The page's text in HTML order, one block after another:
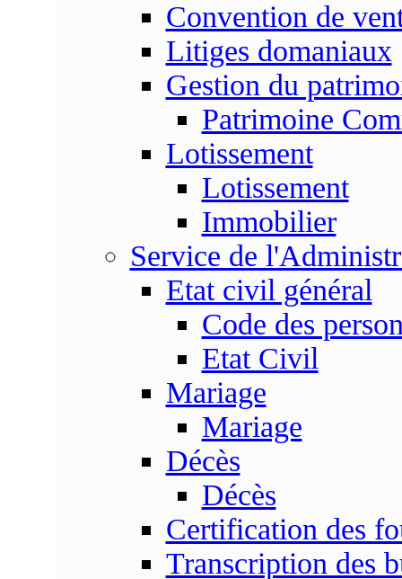
Convention de
Litiges domaniaux
Gestion du
Patrimoine
Lotissement
Lotissement
Immobilier
Service de
Etat civil général
Code des
Etat Civil
Mariage
Mariage
Décès
Décès
Certification des
Transcription des